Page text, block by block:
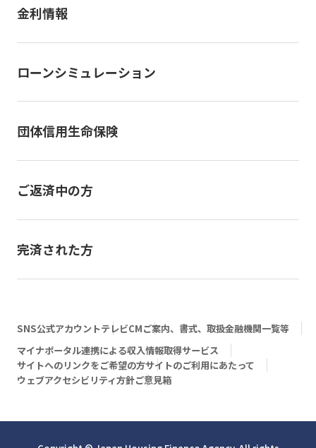
金利情報
ローンシミュレーション
団体信用生命保険
ご返済中の方
完済された方
SNS公式アカウントテレビCMご案内、書式、取扱金融機関一覧等
マイナポータル連携による収入情報取得サービス
サイトへのリンクをご希望の方サイトのご利用にあたって
ウェブアクセシビリティ方針ご意見箱